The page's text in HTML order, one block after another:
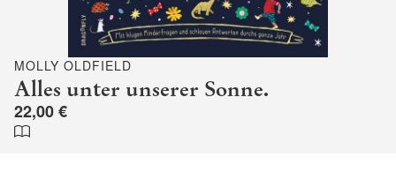
MOLLY OLDFIELD
Alles unter unserer Sonne.
22,00 €